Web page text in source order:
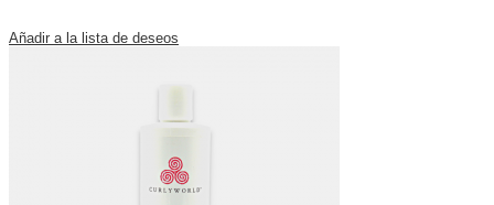
Añadir a la lista de deseos